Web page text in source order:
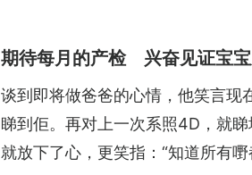
期待每月的产检 兴奋见证宝
谈到即将做爸爸的心情，他笑言现
睇到佢。再对上一次系照4D，就
就放下了心，更笑指：“知道所有